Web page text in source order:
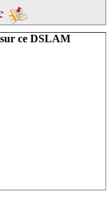
ce DSLAM